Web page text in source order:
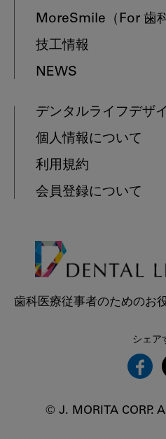
MoreSmile （For 歯
技工情報
NEWS
デンタルライフデザ
個人情報について
利用規約
会員登録について
歯科医療従事者のためのお
シェア
© J. MORITA CORP.